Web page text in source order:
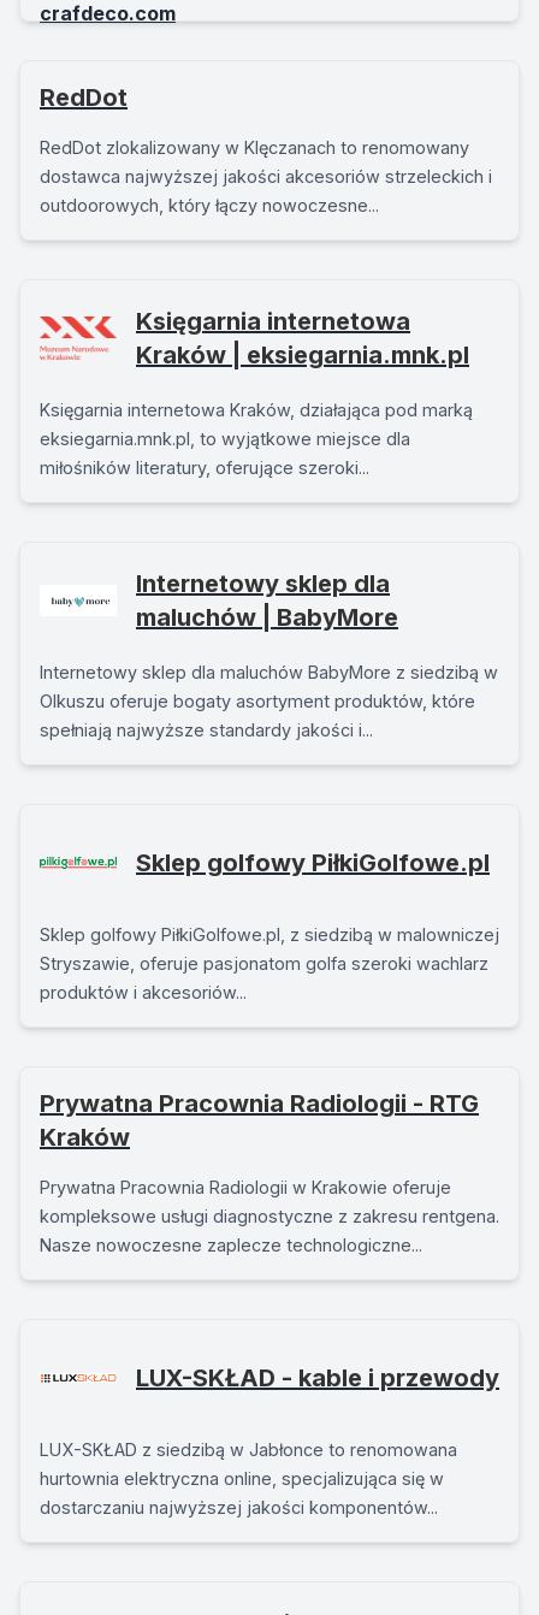
RedDot
RedDot zlokalizowany w Klęczanach to renomowany
dostawca najwyższej jakości akcesoriów strzeleckich i
outdoorowych, który łączy nowoczesne...
Księgarnia internetowa
Kraków | eksiegarnia.mnk.pl
Księgarnia internetowa Kraków, działająca pod marką
eksiegarnia.mnk.pl, to wyjątkowe miejsce dla
miłośników literatury, oferujące szeroki...
Internetowy sklep dla
maluchów | BabyMore
Internetowy sklep dla maluchów BabyMore z siedzibą w
Olkuszu oferuje bogaty asortyment produktów, które
spełniają najwyższe standardy jakości i...
Sklep golfowy PiłkiGolfowe.pl
Sklep golfowy PiłkiGolfowe.pl, z siedzibą w malowniczej
Stryszawie, oferuje pasjonatom golfa szeroki wachlarz
produktów i akcesoriów...
Prywatna Pracownia Radiologii - RTG
Kraków
Prywatna Pracownia Radiologii w Krakowie oferuje
kompleksowe usługi diagnostyczne z zakresu rentgena.
Nasze nowoczesne zaplecze technologiczne...
LUX-SKŁAD - kable i przewody
LUX-SKŁAD z siedzibą w Jabłonce to renomowana
hurtownia elektryczna online, specjalizująca się w
dostarczaniu najwyższej jakości komponentów...